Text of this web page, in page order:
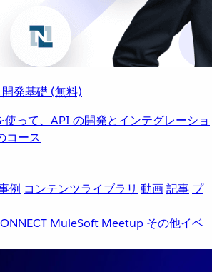
発基礎 (無料)
って、API の開発とインテグレーショ
コース
例 コンテンツライブラリ 動画記事 プ
MuleSoft Meetup その他イベ